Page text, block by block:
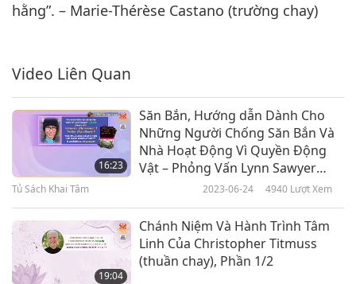
hằng”. – Marie-Thérèse Castano (trường chay)
Video Liên Quan
16:23
Săn Bắn, Hướng dẫn Dành Cho
Những Người Chống Săn Bắn Và
Nhà Hoạt Động Vì Quyền Động
Vật – Phỏng Vấn Lynn Sawyer
(thuần chay), Phần 1/2
Tủ Sách Khai Tâm 2023-06-24 4940 Lượt Xem
19:04
Chánh Niệm Và Hành Trình Tâm
Linh Của Christopher Titmuss
(thuần chay), Phần 1/2